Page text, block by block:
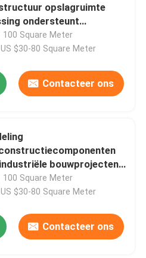
opslagruimte
ondersteunt
30 tot 200 kg
meter ideaal voor
100 Square Meter
$30-80 Square Meter
Contacteer ons
bouwprojecten
100 Square Meter
$30-80 Square Meter
Contacteer ons